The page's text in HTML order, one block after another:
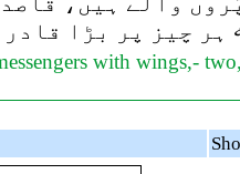
چیز پر بڑا قادر
with wings,-